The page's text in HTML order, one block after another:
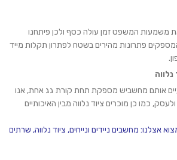
משמעות המשפט זמן עולה כסף ולכן פיתחנו
פתרונות מהירים בשטח לפתרון תקלות מיידי
אותם מחשביש מספקת תחת קורת גג אחת, אנו
כמו כן מוכרים ציוד נלווה מבין האיכותיים
אצלנו: מחשבים ניידים ונייחים, ציוד נלווה, שרתים